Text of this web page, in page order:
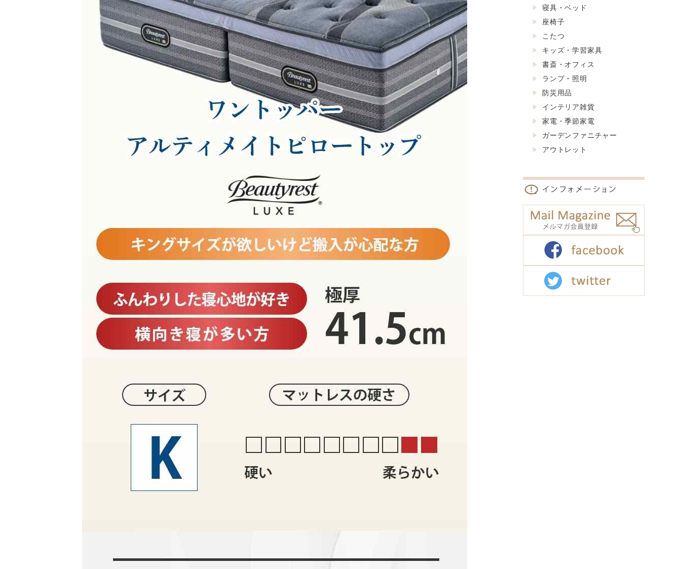
寝具・ベッド
座椅子
こたつ
キッズ・学習家具
書斎・オフィス
ランプ・照明
防災用品
インテリア雑貨
家電・季節家電
ガーデンファニチャー
アウトレット